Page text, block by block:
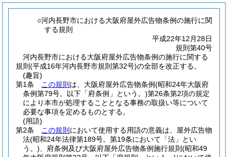
○河内長野市における大阪府屋外広告物条例の施行に関
する規則
平成22年12月28日
規則第40号
河内長野市における大阪府屋外広告物条例の施行に関する
規則(平成16年河内長野市規則第32号)の全部を改正する。
(趣旨)
第1条
この規則 は、大阪府屋外広告物条例(昭和24年大阪府
条例第79号。以下「府条例」という。)第26条第2項の規定
により本市が処理することとなる事務の取扱い等について
必要な事項を定めるものとする。
(用語)
第2条
この規則 において使用する用語の意義は、屋外広告物
法(昭和24年法律第189号。第19条において「法」とい
う。) 、府条例及び大阪府屋外広告物条例施行規則 (昭和49